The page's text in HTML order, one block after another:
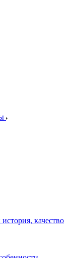
качество